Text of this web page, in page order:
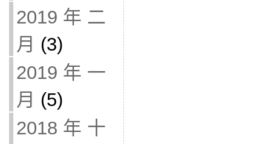
2019 年 二
月 (3)
2019 年 一
月 (5)
2018 年 十